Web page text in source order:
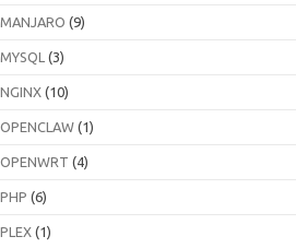
MANJARO (9)
MYSQL (3)
NGINX (10)
OPENCLAW (1)
OPENWRT (4)
PHP (6)
PLEX (1)